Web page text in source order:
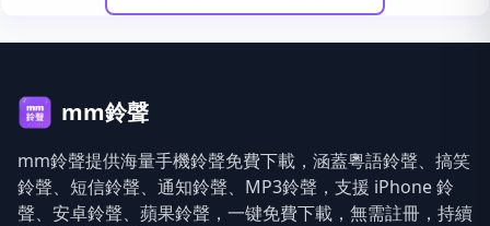
mm鈴聲
mm鈴聲提供海量手機鈴聲免費下載，涵蓋粵語鈴聲、搞笑
鈴聲、短信鈴聲、通知鈴聲、MP3鈴聲，支援 iPhone 鈴
聲、安卓鈴聲、蘋果鈴聲，一键免費下載，無需註冊，持續